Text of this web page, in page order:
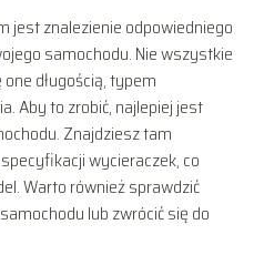
jest znalezienie odpowiedniego
samochodu. Nie wszystkie
długością, typem
Aby to zrobić, najlepiej jest
Znajdziesz tam
wycieraczek, co
Warto również sprawdzić
lub zwrócić się do